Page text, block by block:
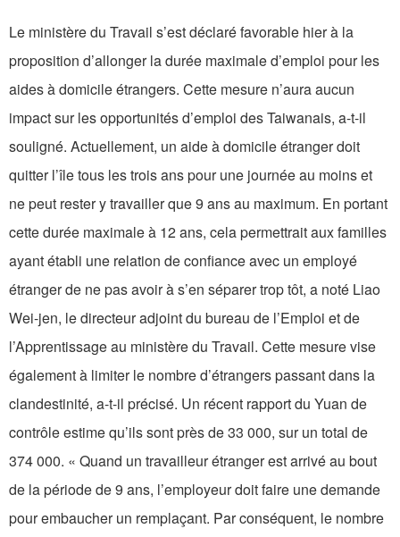
Le ministère du Travail s’est déclaré favorable hier à la
proposition d’allonger la durée maximale d’emploi pour les
aides à domicile étrangers. Cette mesure n’aura aucun
impact sur les opportunités d’emploi des Taiwanais, a-t-il
souligné. Actuellement, un aide à domicile étranger doit
quitter l’île tous les trois ans pour une journée au moins et
ne peut rester y travailler que 9 ans au maximum. En portant
cette durée maximale à 12 ans, cela permettrait aux familles
ayant établi une relation de confiance avec un employé
étranger de ne pas avoir à s’en séparer trop tôt, a noté Liao
Wei-jen, le directeur adjoint du bureau de l’Emploi et de
l’Apprentissage au ministère du Travail. Cette mesure vise
également à limiter le nombre d’étrangers passant dans la
clandestinité, a-t-il précisé. Un récent rapport du Yuan de
contrôle estime qu’ils sont près de 33 000, sur un total de
374 000. « Quand un travailleur étranger est arrivé au bout
de la période de 9 ans, l’employeur doit faire une demande
pour embaucher un remplaçant. Par conséquent, le nombre